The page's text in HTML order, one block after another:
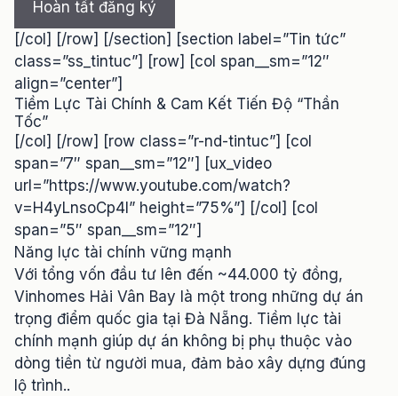
[/col] [/row] [/section] [section label=”Tin tức”
class=”ss_tintuc”] [row] [col span__sm=”12″
align=”center”]
Tiềm Lực Tài Chính & Cam Kết Tiến Độ “Thần
Tốc”
[/col] [/row] [row class=”r-nd-tintuc”] [col
span=”7″ span__sm=”12″] [ux_video
url=”https://www.youtube.com/watch?
v=H4yLnsoCp4I” height=”75%”] [/col] [col
span=”5″ span__sm=”12″]
Năng lực tài chính vững mạnh
Với tổng vốn đầu tư lên đến ~44.000 tỷ đồng,
Vinhomes Hải Vân Bay là một trong những dự án
trọng điểm quốc gia tại Đà Nẵng. Tiềm lực tài
chính mạnh giúp dự án không bị phụ thuộc vào
dòng tiền từ người mua, đảm bảo xây dựng đúng
lộ trình..